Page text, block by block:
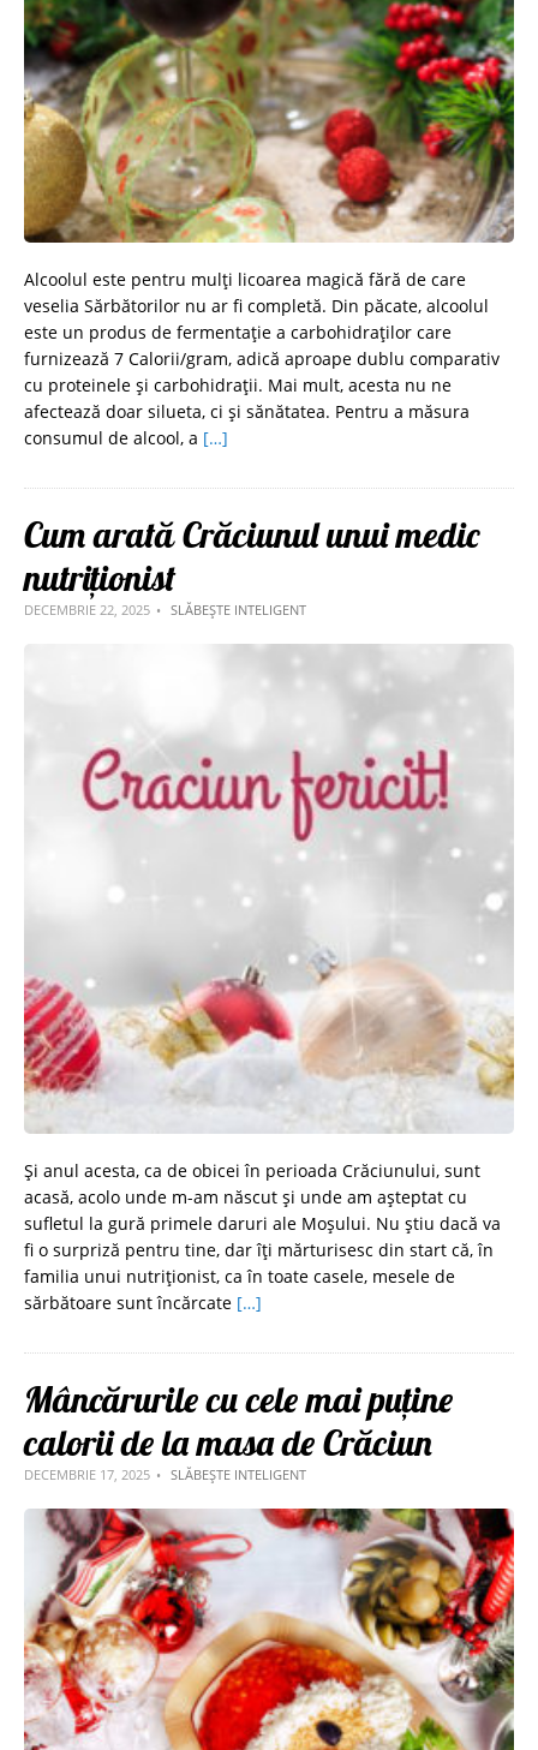
Alcoolul este pentru mulți licoarea magică fără de care
veselia Sărbătorilor nu ar fi completă. Din păcate, alcoolul
este un produs de fermentație a carbohidraților care
furnizează 7 Calorii/gram, adică aproape dublu comparativ
cu proteinele și carbohidrații. Mai mult, acesta nu ne
afectează doar silueta, ci și sănătatea. Pentru a măsura
consumul de alcool, a […]
Cum arată Crăciunul unui medic
nutriționist
DECEMBRIE 22, 2025 SLĂBEȘTE INTELIGENT
Și anul acesta, ca de obicei în perioada Crăciunului, sunt
acasă, acolo unde m-am născut și unde am așteptat cu
sufletul la gură primele daruri ale Moșului. Nu știu dacă va
fi o surpriză pentru tine, dar îți mărturisesc din start că, în
familia unui nutriționist, ca în toate casele, mesele de
sărbătoare sunt încărcate […]
Mâncărurile cu cele mai puține
calorii de la masa de Crăciun
DECEMBRIE 17, 2025 SLĂBEȘTE INTELIGENT